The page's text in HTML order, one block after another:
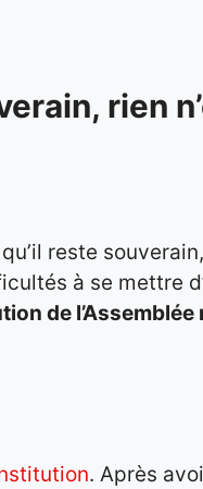
rien
reste
à se mettre
de
. Après